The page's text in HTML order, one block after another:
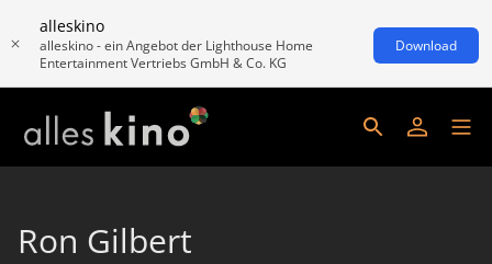
alleskino
alleskino - ein Angebot der Lighthouse Home
Entertainment Vertriebs GmbH & Co. KG
Download
Ron Gilbert